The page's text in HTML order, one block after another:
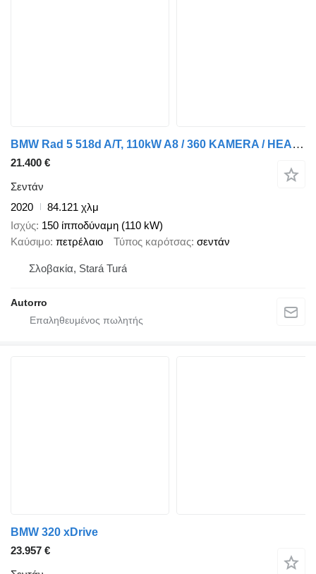
BMW Rad 5 518d A/T, 110kW A8 / 360 KAMERA / HEAD UP DISPLAY /
21.400 €
Σεντάν
2020
84.121 χλμ
Ισχύς 150 ίπποδύναμη (110 kW)
Καύσιμο πετρέλαιο Τύπος καρότσας σεντάν
Σλοβακία, Stará Turá
Autorro
BMW 320 xDrive
23.957 €